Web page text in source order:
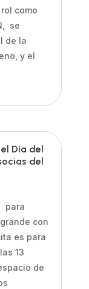
como
se
de la
y el
Día del
del
para
con
es para
13
de